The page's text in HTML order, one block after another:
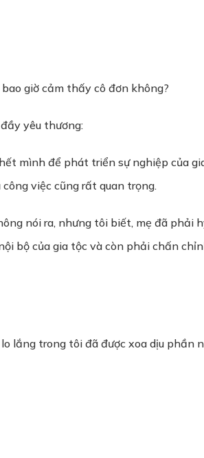
giờ cảm thấy cô đơn không?
yêu thương:
mình để phát triển sự nghiệp của
việc cũng rất quan trọng.
nói ra, nhưng tôi biết, mẹ đã phải
bộ của gia tộc và còn phải chấn
lắng trong tôi đã được xoa dịu phần